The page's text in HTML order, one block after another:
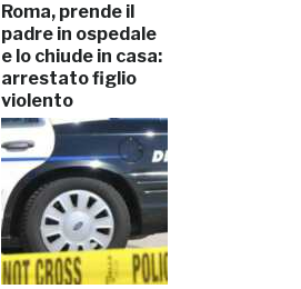
Roma, prende il
padre in ospedale
e lo chiude in casa:
arrestato figlio
violento